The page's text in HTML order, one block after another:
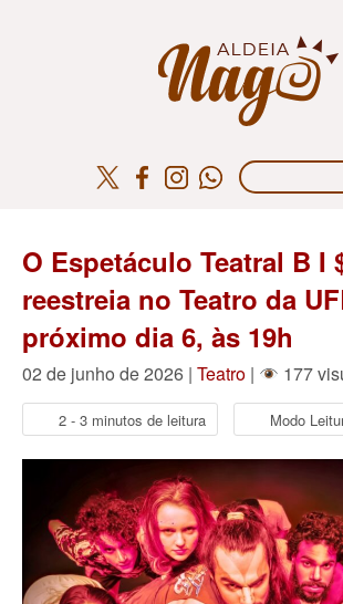
O Espetáculo Teatral B I
reestreia no Teatro da
próximo dia 6, às 19h
02 de junho de 2026 | Teatro | 177
2 - 3 minutos de leitura Modo